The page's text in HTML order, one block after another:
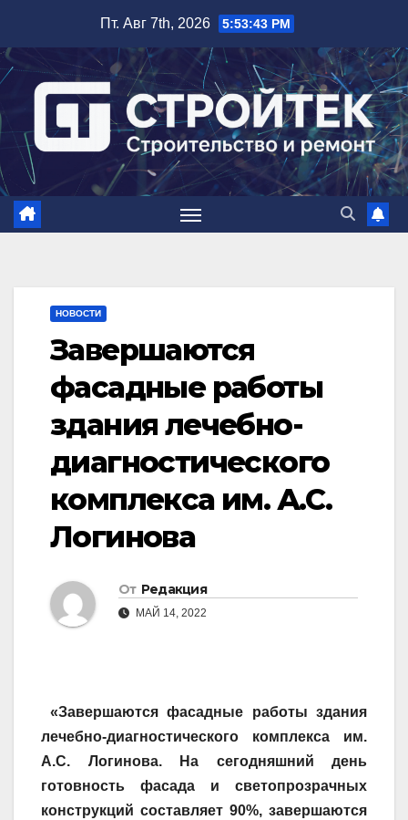
содержимому
Пт. Авг 7th, 2026 5:53:44 PM
НОВОСТИ
Завершаются
фасадные работы
здания лечебно-
диагностического
комплекса им. А.С.
Логинова
От Редакция
МАЙ 14, 2022
«Завершаются фасадные работы здания
лечебно-диагностического комплекса им.
А.С. Логинова. На сегодняшний день
готовность фасада и светопрозрачных
конструкций составляет 90%, завершаются